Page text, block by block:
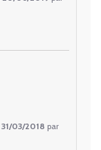
31/03/2018 par